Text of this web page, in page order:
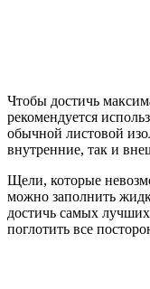
Чтобы достичь
рекомендуется
обычной листовой
внутренние, так и
Щели, которые
можно заполнить
достичь самых
поглотить все